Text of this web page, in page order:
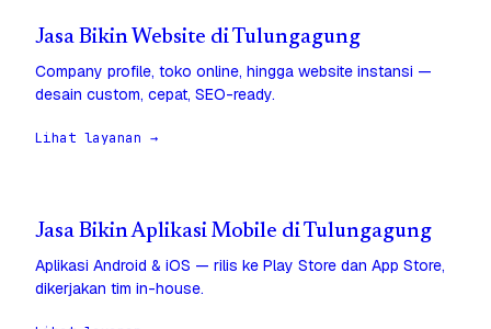
Jasa Bikin Website di Tulungagung
Company profile, toko online, hingga website instansi —
desain custom, cepat, SEO-ready.
Lihat layanan →
Jasa Bikin Aplikasi Mobile di Tulungagung
Aplikasi Android & iOS — rilis ke Play Store dan App Store,
dikerjakan tim in-house.